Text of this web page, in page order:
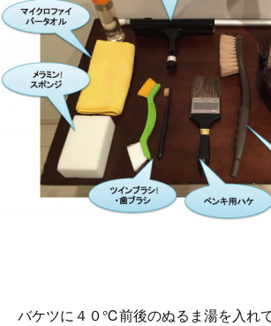
バケツに４０℃前後のぬるま湯を入れ